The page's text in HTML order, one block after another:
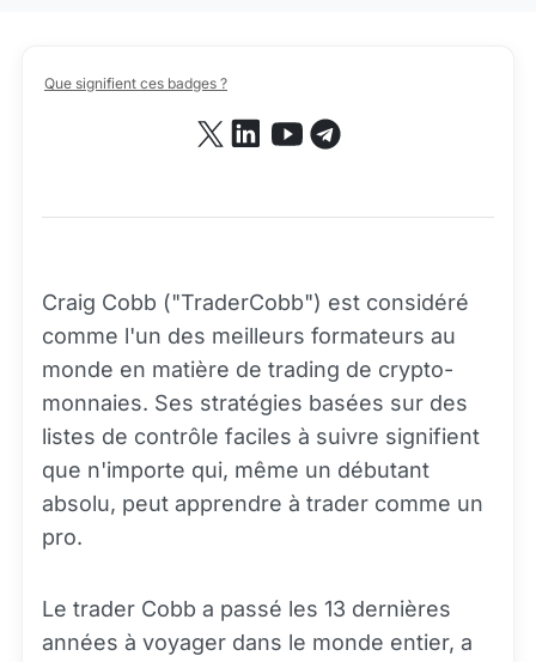
Que signifient ces badges ?
Craig Cobb ("TraderCobb") est considéré
comme l'un des meilleurs formateurs au
monde en matière de trading de crypto-
monnaies. Ses stratégies basées sur des
listes de contrôle faciles à suivre signifient
que n'importe qui, même un débutant
absolu, peut apprendre à trader comme un
pro.
Le trader Cobb a passé les 13 dernières
années à voyager dans le monde entier, a